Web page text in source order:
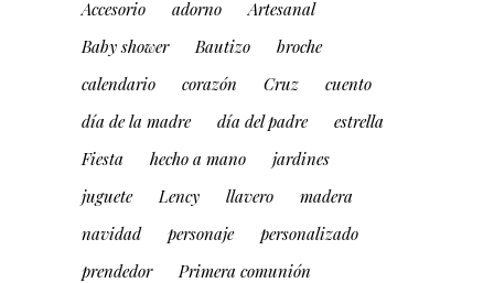
Accesorio adorno
Artesanal
Baby shower
Bautizo
broche
calendario
corazón Cruz
cuento
día de la madre
día del padre
estrella
Fiesta
hecho a mano
jardines
juguete
Lency llavero
madera
navidad
personaje
personalizado
prendedor
Primera comunión